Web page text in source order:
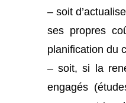
– soit
ses propres
planification du
– soit, si la
engagés